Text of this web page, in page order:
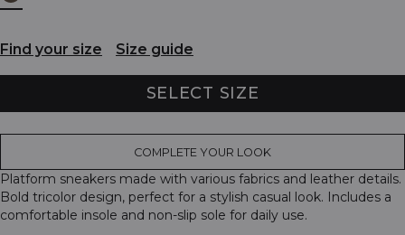
Find your size Size guide
SELECT SIZE
COMPLETE YOUR LOOK
Platform sneakers made with various fabrics and leather details.
Bold tricolor design, perfect for a stylish casual look. Includes a
comfortable insole and non-slip sole for daily use.